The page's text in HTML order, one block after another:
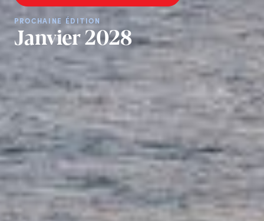
PROCHAINE ÉDITION
Janvier 2028